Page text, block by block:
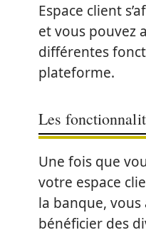
Espace client
et vous pouvez
différentes
plateforme.
Les
Une fois que
votre espace
la banque,
bénéficier des